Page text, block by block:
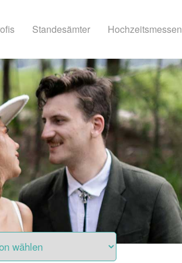
Standesämter Hochzeitsmessen